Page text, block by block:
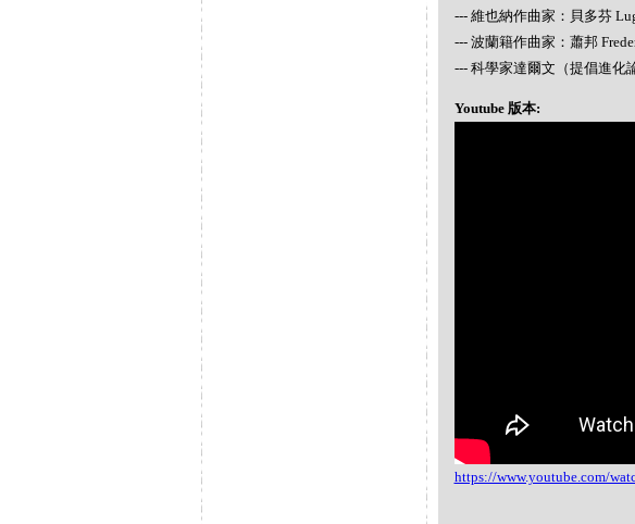
--- 維也納作曲家：貝多芬
--- 波蘭籍作曲家：蕭邦
--- 科學家達爾文（提倡進化
Youtube 版本:
https://www.youtube.com/